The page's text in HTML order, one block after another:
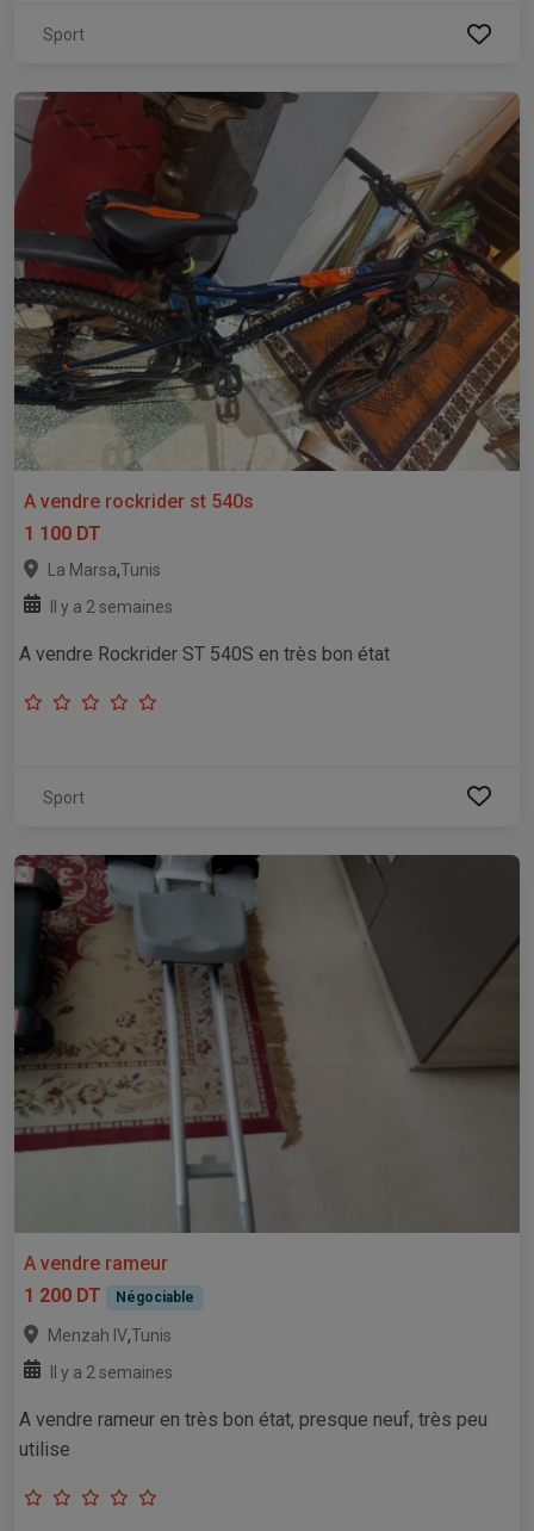
Sport
A vendre rockrider st 540s
1 100 DT
La Marsa,Tunis
Il y a 2 semaines
A vendre Rockrider ST 540S en très bon état
Sport
A vendre rameur
1 200 DT
Négociable
Menzah IV,Tunis
Il y a 2 semaines
A vendre rameur en très bon état, presque neuf, très peu
utilise